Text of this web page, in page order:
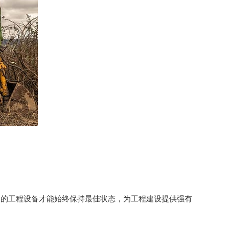
工程设备才能始终保持最佳状态，为工程建设提供强有